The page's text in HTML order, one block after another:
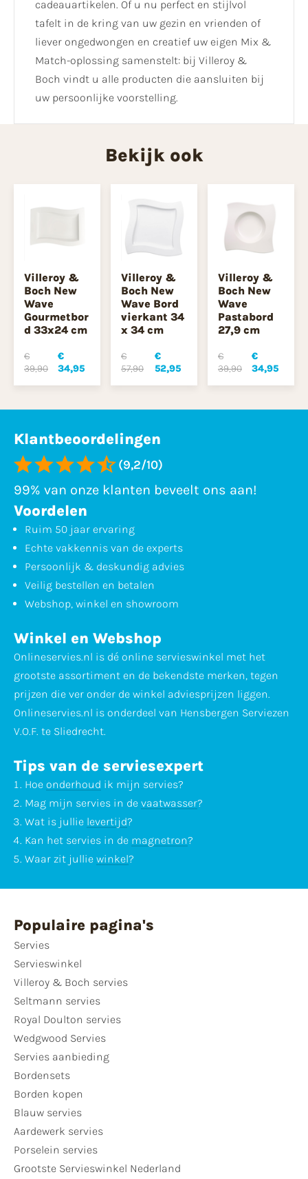
cadeauartikelen. Of u nu perfect en stijlvol
tafelt in de kring van uw gezin en vrienden of
liever ongedwongen en creatief uw eigen Mix &
Match-oplossing samenstelt: bij Villeroy &
Boch vindt u alle producten die aansluiten bij
uw persoonlijke voorstelling.
Bekijk ook
Villeroy &
Boch New
Wave
Gourmetbor
d 33x24 cm
€
39,90
€
34,95
Villeroy &
Boch New
Wave Bord
vierkant 34
x 34 cm
€
57,90
€
52,95
Villeroy &
Boch New
Wave
Pastabord
27,9 cm
€
39,90
€
34,95
Klantbeoordelingen
(9,2/10)
99% van onze klanten beveelt ons aan!
Voordelen
Ruim 50 jaar ervaring
Echte vakkennis van de experts
Persoonlijk & deskundig advies
Veilig bestellen en betalen
Webshop, winkel en showroom
Winkel en Webshop
Onlineservies.nl is dé online servieswinkel met het
grootste assortiment en de bekendste merken, tegen
prijzen die ver onder de winkel adviesprijzen liggen.
Onlineservies.nl is onderdeel van Hensbergen Serviezen
V.O.F. te Sliedrecht.
Tips van de serviesexpert
Hoe onderhoud ik mijn servies?
Mag mijn servies in de vaatwasser?
Wat is jullie levertijd?
Kan het servies in de magnetron?
Waar zit jullie winkel?
Populaire pagina's
Servies
Servieswinkel
Villeroy & Boch servies
Seltmann servies
Royal Doulton servies
Wedgwood Servies
Servies aanbieding
Bordensets
Borden kopen
Blauw servies
Aardewerk servies
Porselein servies
Grootste Servieswinkel Nederland